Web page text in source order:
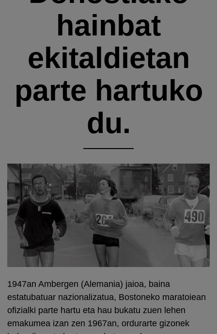
hainbat
ekitaldietan
parte hartuko
du.
1947an Ambergen (Alemania) jaioa, baina
estatubatuar nazionalizatua, Bostoneko maratoiean
ofizialki parte hartu eta hau bukatu zuen lehen
emakumea izan zen 1967an, ordurarte gizonek